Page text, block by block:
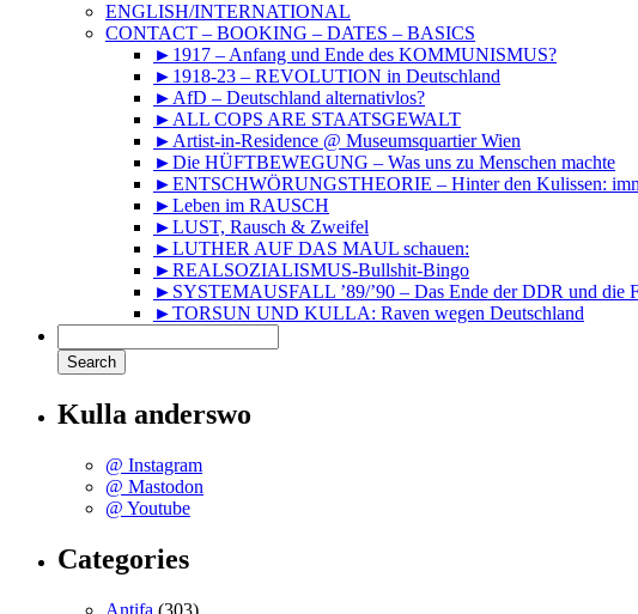
ENGLISH/INTERNATIONAL
CONTACT – BOOKING – DATES – BASICS
►1917 – Anfang und Ende des KOMMUNISMUS?
►1918-23 – REVOLUTION in Deutschland
►AfD – Deutschland alternativlos?
►ALL COPS ARE STAATSGEWALT
►Artist-in-Residence @ Museumsquartier Wien
►Die HÜFTBEWEGUNG – Was uns zu Menschen machte
►ENTSCHWÖRUNGSTHEORIE – Hinter den Kulissen:
►Leben im RAUSCH
►LUST, Rausch & Zweifel
►LUTHER AUF DAS MAUL schauen:
►REALSOZIALISMUS-Bullshit-Bingo
►SYSTEMAUSFALL ’89/’90 – Das Ende der DDR und die
►TORSUN UND KULLA: Raven wegen Deutschland
Kulla anderswo
@ Instagram
@ Mastodon
@ Youtube
Categories
Antifa (303)